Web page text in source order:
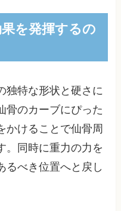
を発揮するの
独特な形状と硬さに
骨のカーブにぴった
かけることで仙骨周
。同時に重力の力を
るべき位置へと戻し